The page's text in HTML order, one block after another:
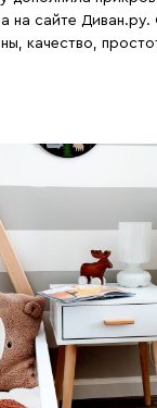
на сайте Диван.ру.
качество,